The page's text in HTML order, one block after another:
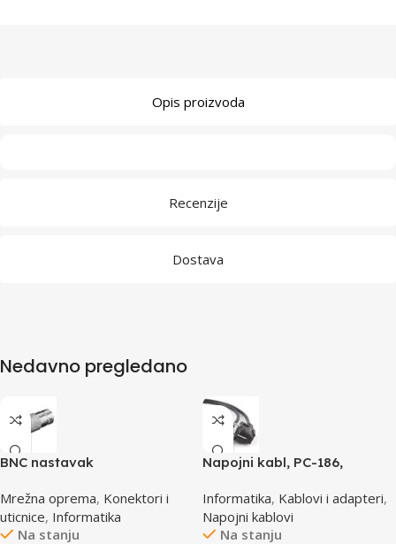
Opis proizvoda
Recenzije
Dostava
Nedavno pregledano
BNC nastavak
Mrežna oprema, Konektori i
uticnice, Informatika
Na stanju
Napojni kabl, PC-186,
Informatika, Kablovi i adapteri,
Napojni kablovi
Na stanju